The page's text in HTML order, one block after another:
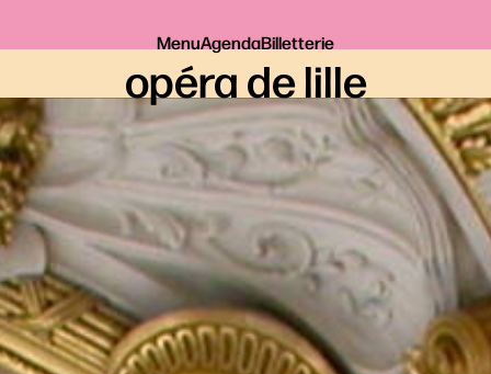
MenuAgendaBilletterie
opéra de lille